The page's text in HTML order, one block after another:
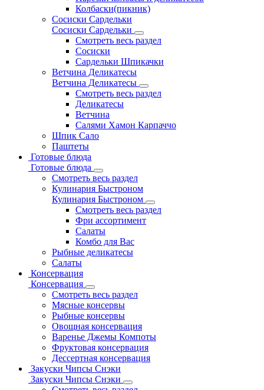
Колбаски(пикник)
Сосиски Сардельки
Сосиски Сардельки
Смотреть весь раздел
Сосиски
Сардельки Шпикачки
Ветчина Деликатесы
Ветчина Деликатесы
Смотреть весь раздел
Деликатесы
Ветчина
Салями Хамон Карпаччо
Шпик Сало
Паштеты
Готовые блюда
Готовые блюда
Смотреть весь раздел
Кулинария Быстроном
Кулинария Быстроном
Смотреть весь раздел
Фри ассортимент
Салаты
Комбо для Вас
Рыбные деликатесы
Салаты
Консервация
Консервация
Смотреть весь раздел
Мясные консервы
Рыбные консервы
Овощная консервация
Варенье Джемы Компоты
Фруктовая консервация
Дессертная консервация
Закуски Чипсы Снэки
Закуски Чипсы Снэки